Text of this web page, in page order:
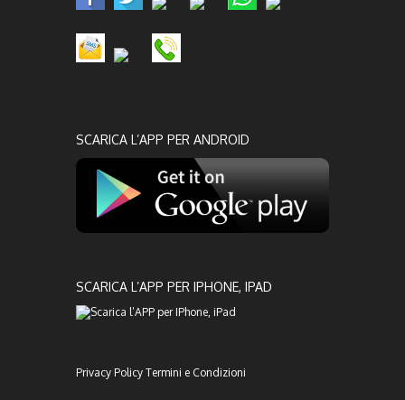
SCARICA L’APP PER ANDROID
SCARICA L’APP PER IPHONE, IPAD
Privacy Policy Termini e Condizioni